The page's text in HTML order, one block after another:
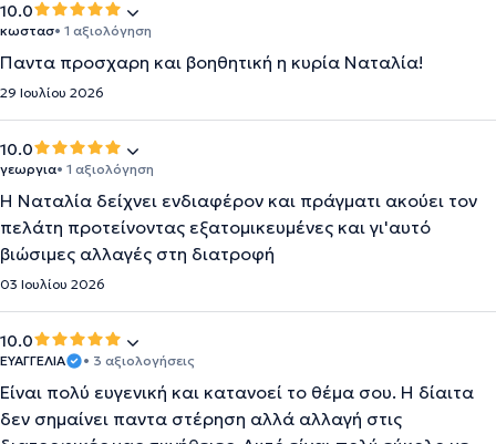
10.0
κωστασ• 1 αξιολόγηση
Παντα προσχαρη και βοηθητική η κυρία Ναταλία!
29 Ιουλίου 2026
10.0
γεωργια• 1 αξιολόγηση
Η Ναταλία δείχνει ενδιαφέρον και πράγματι ακούει τον
πελάτη προτείνοντας εξατομικευμένες και γι'αυτό
βιώσιμες αλλαγές στη διατροφή
03 Ιουλίου 2026
10.0
ΕΥΑΓΓΕΛΙΑ • 3 αξιολογήσεις
Είναι πολύ ευγενική και κατανοεί το θέμα σου. Η δίαιτα
δεν σημαίνει παντα στέρηση αλλά αλλαγή στις